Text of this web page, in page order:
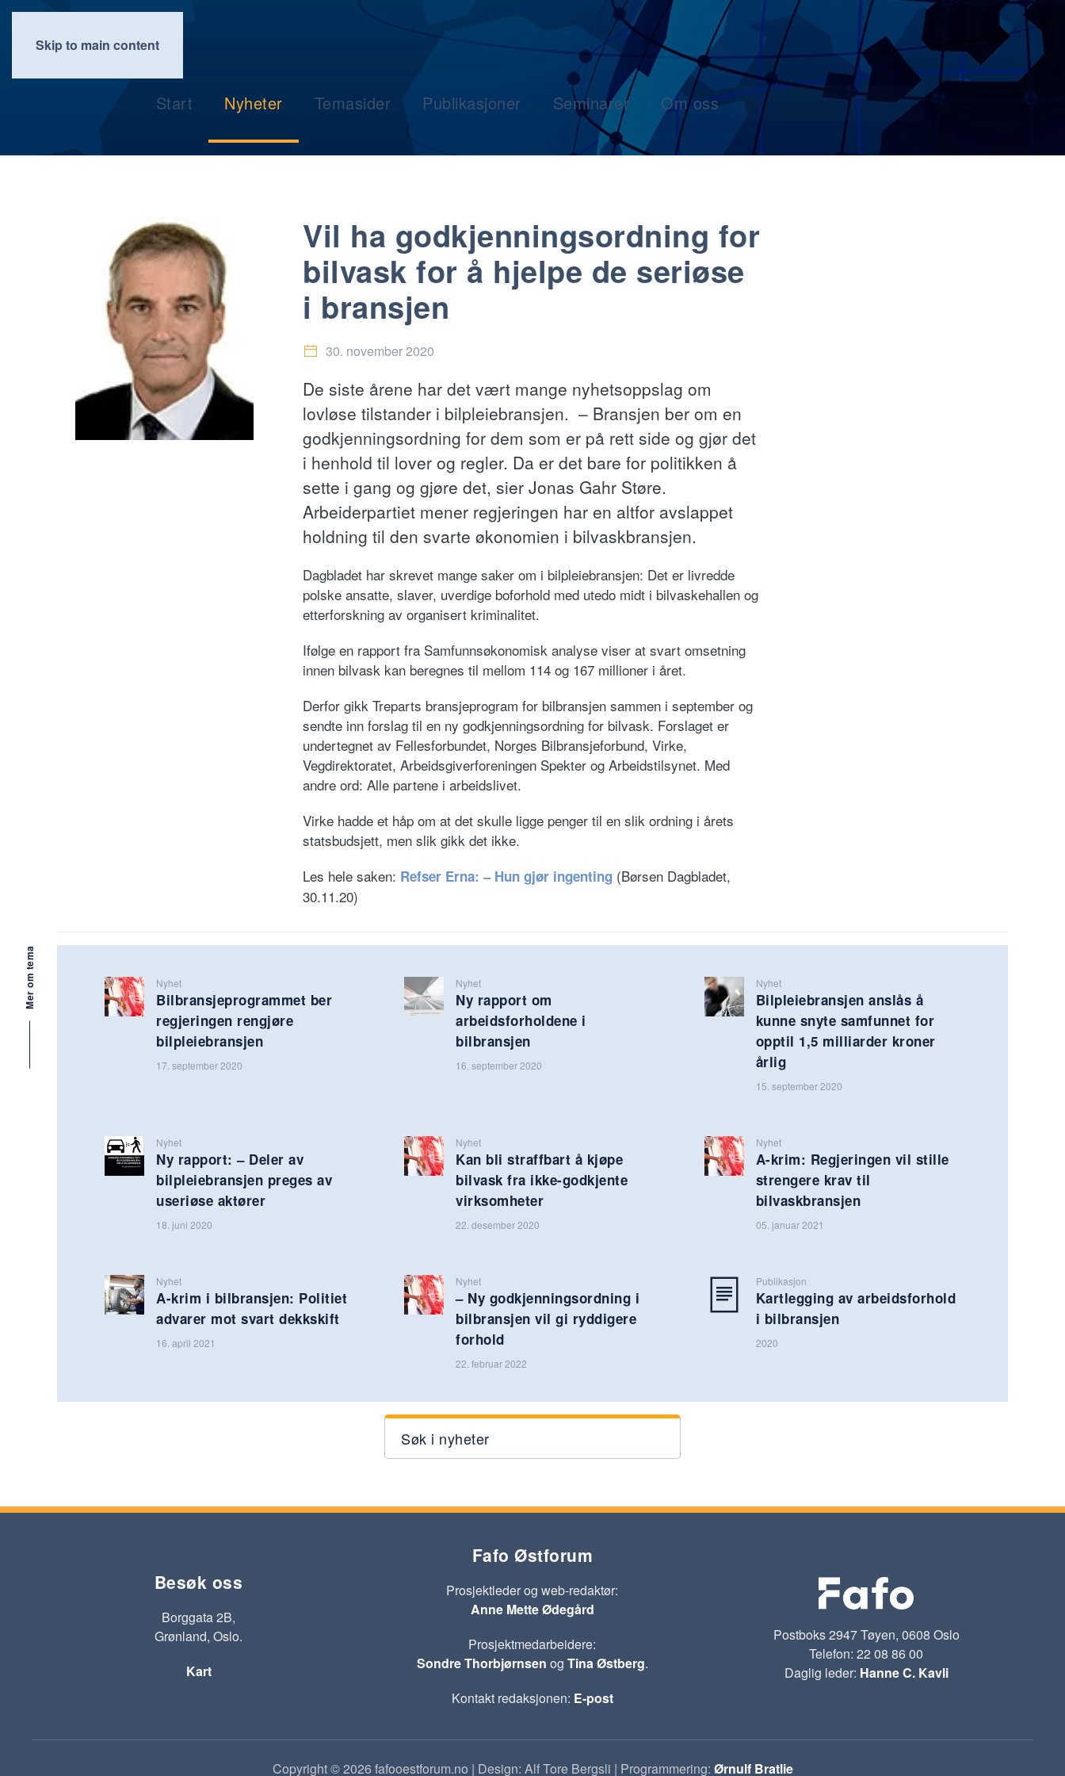
Skip to main content
Start Nyheter Temasider Publikasjoner Seminarer Om oss
Vil ha godkjenningsordning for
bilvask for å hjelpe de seriøse
i bransjen
30. november 2020
De siste årene har det vært mange nyhetsoppslag om
lovløse tilstander i bilpleiebransjen. – Bransjen ber om en
godkjenningsordning for dem som er på rett side og gjør det
i henhold til lover og regler. Da er det bare for politikken å
sette i gang og gjøre det, sier Jonas Gahr Støre.
Arbeiderpartiet mener regjeringen har en altfor avslappet
holdning til den svarte økonomien i bilvaskbransjen.
Dagbladet har skrevet mange saker om i bilpleiebransjen: Det er livredde
polske ansatte, slaver, uverdige boforhold med utedo midt i bilvaskehallen og
etterforskning av organisert kriminalitet.
Ifølge en rapport fra Samfunnsøkonomisk analyse viser at svart omsetning
innen bilvask kan beregnes til mellom 114 og 167 millioner i året.
Derfor gikk Treparts bransjeprogram for bilbransjen sammen i september og
sendte inn forslag til en ny godkjenningsordning for bilvask. Forslaget er
undertegnet av Fellesforbundet, Norges Bilbransjeforbund, Virke,
Vegdirektoratet, Arbeidsgiverforeningen Spekter og Arbeidstilsynet. Med
andre ord: Alle partene i arbeidslivet.
Virke hadde et håp om at det skulle ligge penger til en slik ordning i årets
statsbudsjett, men slik gikk det ikke.
Les hele saken: Refser Erna: – Hun gjør ingenting (Børsen Dagbladet,
30.11.20)
Nyhet
Bilbransjeprogrammet ber
regjeringen rengjøre
bilpleiebransjen
17. september 2020
Nyhet
Ny rapport om
arbeidsforholdene i
bilbransjen
16. september 2020
Nyhet
Bilpleiebransjen anslås å
kunne snyte samfunnet for
opptil 1,5 milliarder kroner
årlig
15. september 2020
Nyhet
Ny rapport: – Deler av
bilpleiebransjen preges av
useriøse aktører
18. juni 2020
Nyhet
Kan bli straffbart å kjøpe
bilvask fra ikke-godkjente
virksomheter
22. desember 2020
Nyhet
A-krim: Regjeringen vil stille
strengere krav til
bilvaskbransjen
05. januar 2021
Nyhet
A-krim i bilbransjen: Politiet
advarer mot svart dekkskift
16. april 2021
Nyhet
– Ny godkjenningsordning i
bilbransjen vil gi ryddigere
forhold
22. februar 2022
Publikasjon
Kartlegging av arbeidsforhold
i bilbransjen
2020
Mer om tema
Søk i nyheter
Besøk oss
Borggata 2B,
Grønland, Oslo.
Kart
Fafo Østforum
Prosjektleder og web-redaktør:
Anne Mette Ødegård
Prosjektmedarbeidere:
Sondre Thorbjørnsen og Tina Østberg.
Kontakt redaksjonen: E-post
Postboks 2947 Tøyen, 0608 Oslo
Telefon: 22 08 86 00
Daglig leder: Hanne C. Kavli
Copyright © 2026 fafooestforum.no | Design: Alf Tore Bergsli | Programmering: Ørnulf Bratlie